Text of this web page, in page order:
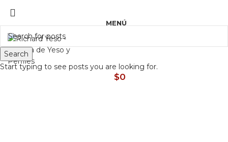
MENÚ
$0
Search
Start typing to see posts you are looking for.